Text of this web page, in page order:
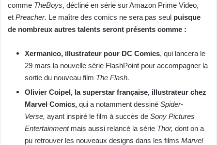
comme TheBoys, décliné en série sur Amazon Prime Video,
et Preacher. Le maître des comics ne sera pas seul puisque
de nombreux autres talents seront présents comme :
Xermanico, illustrateur pour DC Comics, qui lancera le
29 mars la nouvelle série FlashPoint pour accompagner la
sortie du nouveau film The Flash.
Olivier Coipel, la superstar française, illustrateur chez
Marvel Comics, qui a notamment dessiné Spider-
Verse, ayant inspiré le film à succès de Sony Pictures
Entertainment mais aussi relancé la série Thor, dont on a
pu retrouver les nouveaux designs dans les films Marvel